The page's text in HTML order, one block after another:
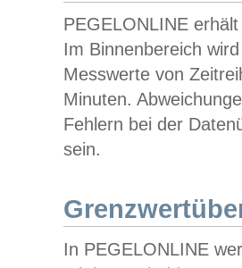
PEGELONLINE
Im Binnenbereich
Messwerte von
Minuten.
Fehlern bei der
sein.
In PEGELONLINE